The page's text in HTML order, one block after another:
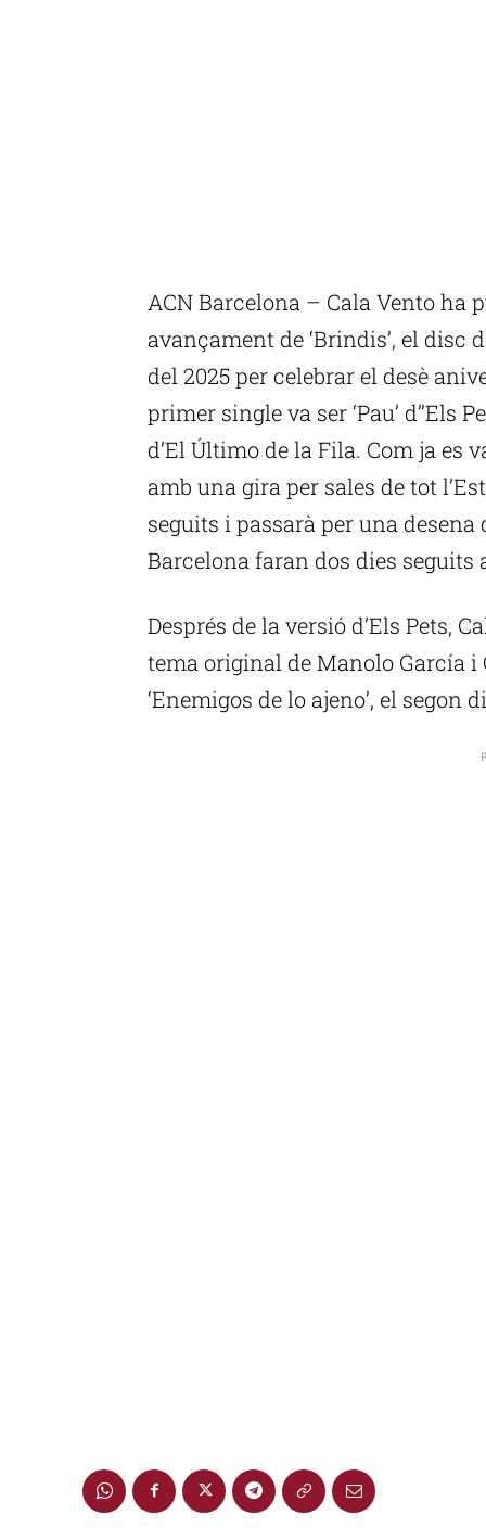
ACN Barcelona – Cala Vento ha
avançament de ‘Brindis’, el disc
del 2025 per celebrar el desè
primer single va ser ‘Pau’ d’’Els
d’El Último de la Fila. Com ja es
amb una gira per sales de tot
seguits i passarà per una
Barcelona faran dos dies seguits
Després de la versió d’Els Pets,
tema original de Manolo García
‘Enemigos de lo ajeno’, el segon